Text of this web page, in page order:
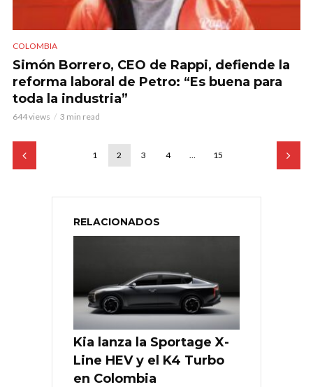
COLOMBIA
Simón Borrero, CEO de Rappi, defiende la
reforma laboral de Petro: “Es buena para
toda la industria”
644 views 3 min read
1 2 3 4 … 15
RELACIONADOS
Kia lanza la Sportage X-
Line HEV y el K4 Turbo
en Colombia